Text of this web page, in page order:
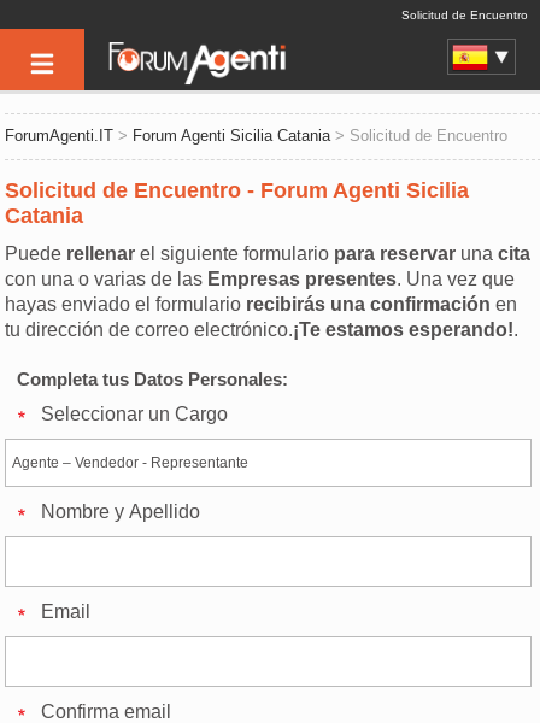
Solicitud de Encuentro
ForumAgenti.IT > Forum Agenti Sicilia Catania> Solicitud de Encuentro
Solicitud de Encuentro - Forum Agenti Sicilia
Catania
Puede rellenar el siguiente formulario para reservar unacita
con una o varias de las Empresas presentes. Una vez que
hayas enviado el formulario recibirás una confirmación en
tu dirección de correo electrónico.¡Te estamos esperando!.
Completa tus Datos Personales:
Seleccionar un Cargo
Nombre y Apellido
Email
Confirma email